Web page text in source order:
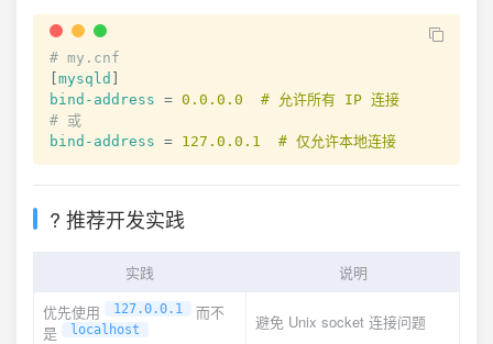
# my.cnf
mysqld
bind-address = 0.0.0.0  # 允许所有 IP 连接
# 或
bind-address = 127.0.0.1  # 仅允许本地连接
? 推荐开发实践
实践
说明
优先使用
127.0.0.1
而不
是
localhost 避免 Unix socket 连接问题